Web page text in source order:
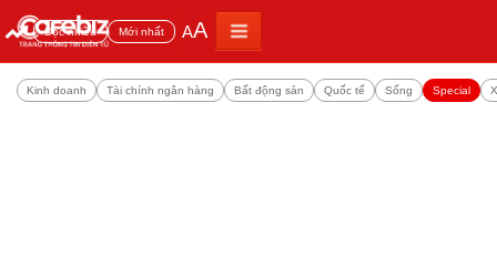
Đọc nhiều Mới nhất AA
Kinh doanh Tài chính ngân hàng Bất động sản Quốc tế Sống Special